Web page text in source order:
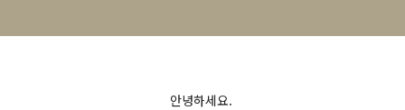
안녕하세요.